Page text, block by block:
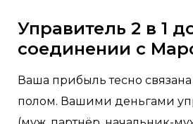
Управитель 2 в 1
соединении с
Ваша прибыль тесно
полом. Вашими деньгами